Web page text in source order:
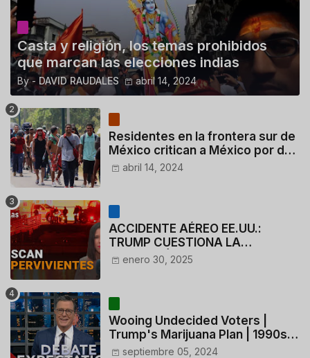
Casta y religión, los temas prohibidos
que marcan las elecciones indias
By - DAVID RAUDALES abril 14, 2024
Residentes en la frontera sur de
México critican a México por dar
110 dólares a migrantes
deportados
abril 14, 2024
ACCIDENTE AÉREO EE.UU.:
TRUMP CUESTIONA LA
ACTUACIÓN DE LOS
CONTROLADORES y PILOTO del
enero 30, 2025
Wooing Undecided Voters |
Trump's Marijuana Plan | 1990s
Porn Expert Mark Robinson
septiembre 05, 2024